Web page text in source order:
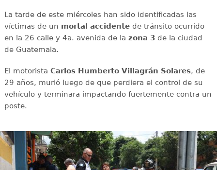
La tarde de este miércoles han sido identificadas las
víctimas de un mortal accidentede tránsito ocurrido
en la 26 calle y 4a. avenida de la zona 3de la ciudad
de Guatemala.
El motorista Carlos Humberto Villagrán Solares, de
29 años, murió luego de que perdiera el control de su
vehículo y terminara impactando fuertemente contra un
poste.